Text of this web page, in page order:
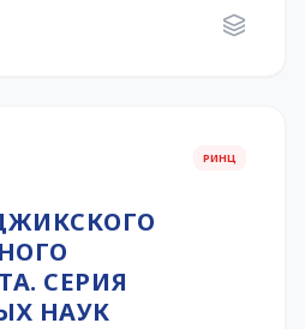
РИНЦ
СЕРИЯ
НАУК